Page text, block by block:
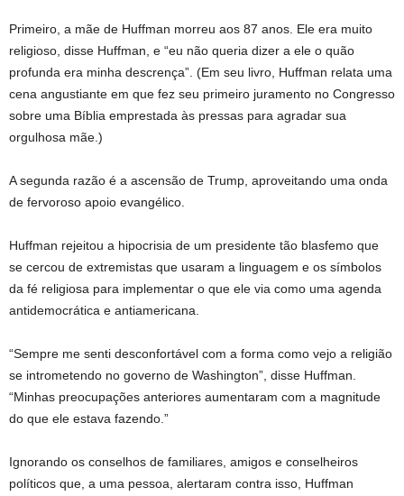
Primeiro, a mãe de Huffman morreu aos 87 anos. Ele era muito
religioso, disse Huffman, e “eu não queria dizer a ele o quão
profunda era minha descrença”. (Em seu livro, Huffman relata uma
cena angustiante em que fez seu primeiro juramento no Congresso
sobre uma Bíblia emprestada às pressas para agradar sua
orgulhosa mãe.)
A segunda razão é a ascensão de Trump, aproveitando uma onda
de fervoroso apoio evangélico.
Huffman rejeitou a hipocrisia de um presidente tão blasfemo que
se cercou de extremistas que usaram a linguagem e os símbolos
da fé religiosa para implementar o que ele via como uma agenda
antidemocrática e antiamericana.
“Sempre me senti desconfortável com a forma como vejo a religião
se intrometendo no governo de Washington”, disse Huffman.
“Minhas preocupações anteriores aumentaram com a magnitude
do que ele estava fazendo.”
Ignorando os conselhos de familiares, amigos e conselheiros
políticos que, a uma pessoa, alertaram contra isso, Huffman